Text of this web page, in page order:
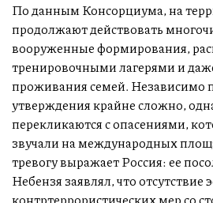
По данным Консорциума, на
продолжают действовать
вооруженные формирования,
тренировочными лагерями и
проживания семей. Независимо
утверждения крайне сложно,
перекликаются с опасениями,
звучали на международных
тревогу выражает Россия: ее
Небензя заявлял, что